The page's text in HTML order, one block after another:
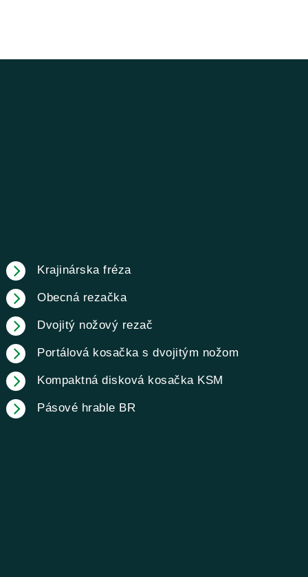
Krajinárska fréza
Obecná rezačka
Dvojitý nožový rezač
Portálová kosačka s dvojitým nožom
Kompaktná disková kosačka KSM
Pásové hrable BR